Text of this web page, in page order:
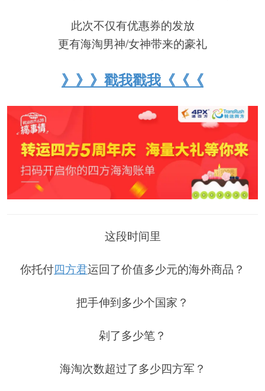
此次不仅有优惠券的发放
更有海淘男神/女神带来的豪礼
》》》戳我戳我《《《
这段时间里
你托付四方君运回了价值多少元的海外商品？
把手伸到多少个国家？
剁了多少笔？
海淘次数超过了多少四方军？